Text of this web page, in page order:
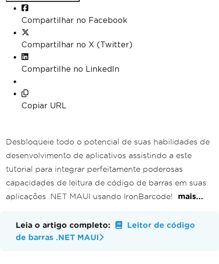
Compartilhar no Facebook
Compartilhar no X (Twitter)
Compartilhe no LinkedIn
Copiar URL
Desbloqueie todo o potencial de suas habilidades de
desenvolvimento de aplicativos assistindo a este
tutorial para integrar perfeitamente poderosas
capacidades de leitura de código de barras em suas
aplicações .NET MAUI usando IronBarcode!
mais...
Leia o artigo completo:
Leitor de código
de barras .NET MAUI